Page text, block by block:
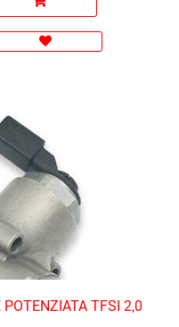
TFSI 2,0